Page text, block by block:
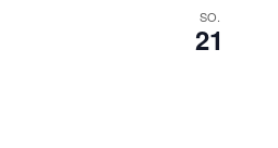
SO.
21